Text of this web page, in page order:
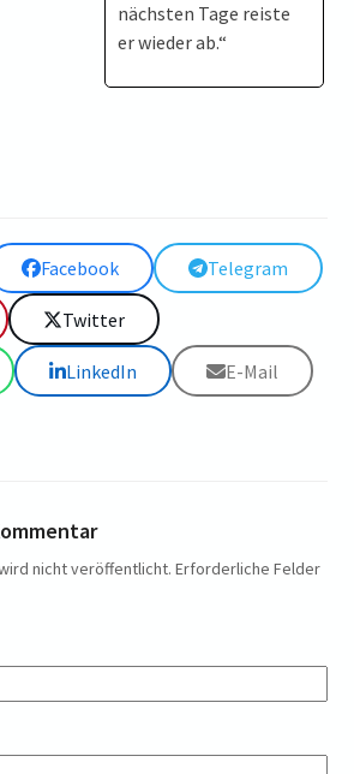
nächsten Tage reiste
er wieder ab.“
Facebook Telegram
Twitter
LinkedIn E-Mail
nicht veröffentlicht. Erforderliche Felder